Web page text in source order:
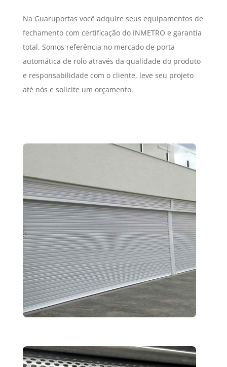
Na Guaruportas você adquire seus equipamentos de
fechamento com certificação do INMETRO e garantia
total. Somos referência no mercado de porta
automática de rolo através da qualidade do produto
e responsabilidade com o cliente, leve seu projeto
até nós e solicite um orçamento.